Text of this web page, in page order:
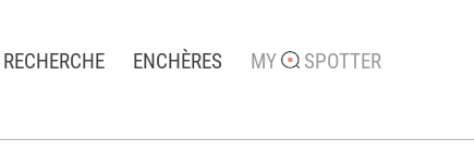
RECHERCHE ENCHÈRES MY SPOTTER